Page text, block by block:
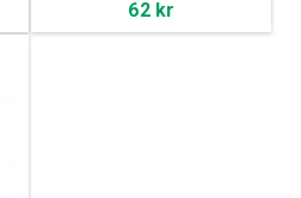
62 kr